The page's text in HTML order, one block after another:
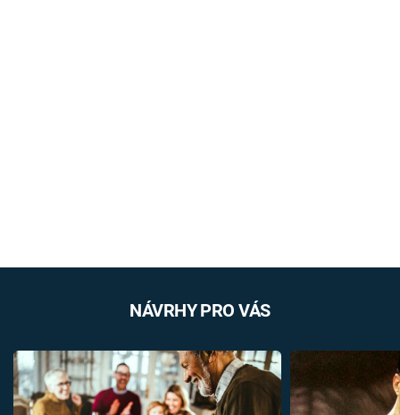
NÁVRHY PRO VÁS